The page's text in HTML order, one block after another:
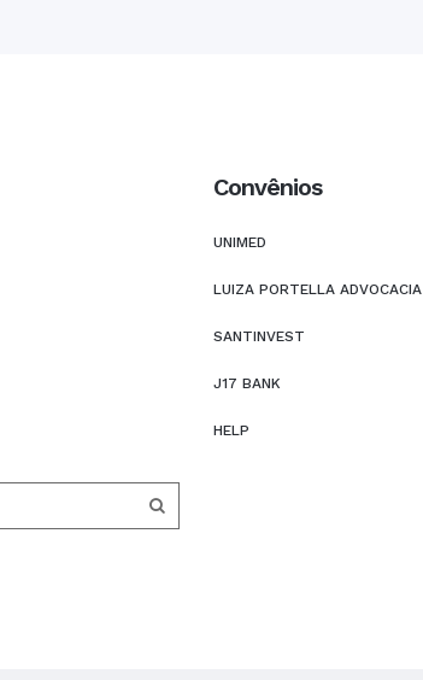
Convênios
UNIMED
LUIZA PORTELLA ADVOCACIA
SANTINVEST
J17 BANK
HELP